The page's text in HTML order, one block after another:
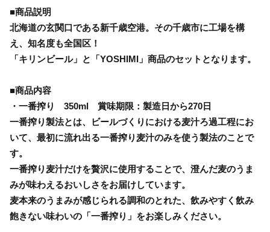
■商品説明
北海道の玄関口である新千歳空港。その千歳市に工場を構
え、知名度も全国区！
「キリンビール」と「YOSHIMI」商品のセットとなります。
■商品内容
・一番搾り 350ml 賞味期限：製造日から270日
一番搾り製法とは、ビールづくりにおける麦汁ろ過工程にお
いて、最初に流れ出る一番搾り麦汁のみを使う製法のことで
す。
一番搾り麦汁だけを贅沢に使用することで、澄んだ麦のうま
みが味わえるおいしさをお届けしています。
麦本来のうまみが感じられる調和のとれた、飲みやすく飲み
飽きない味わいの「一番搾り」をお楽しみください。